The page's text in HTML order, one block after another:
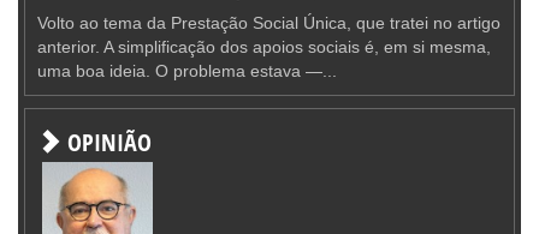
Volto ao tema da Prestação Social Única, que tratei no artigo
anterior. A simplificação dos apoios sociais é, em si mesma,
uma boa ideia. O problema estava —...
OPINIÃO